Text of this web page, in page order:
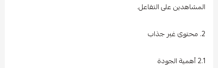
المشاهدين على التفاعل.
2. محتوى غير جذاب
2.1 أهمية الجودة